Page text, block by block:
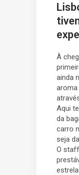
À
ainda
aroma
Aqui
da
carro
seja
O